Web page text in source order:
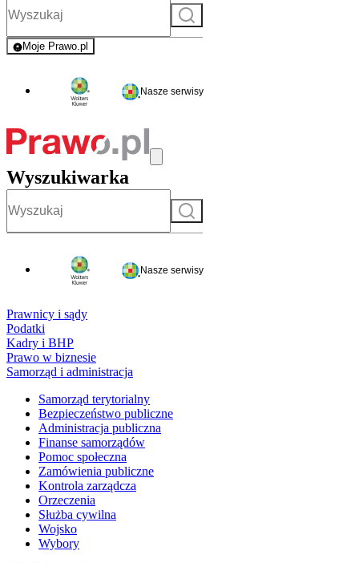
Szukaj
Moje Prawo.pl
- rejestracja i logowanie do serwisu
Nasze serwisy
Wyszukiwarka
Szukaj
Nasze serwisy
Prawnicy i sądy
Podatki
Kadry i BHP
Prawo w biznesie
Samorząd i administracja
Samorząd terytorialny
Bezpieczeństwo publiczne
Administracja publiczna
Finanse samorządów
Pomoc społeczna
Zamówienia publiczne
Kontrola zarządcza
Orzeczenia
Służba cywilna
Wojsko
Wybory